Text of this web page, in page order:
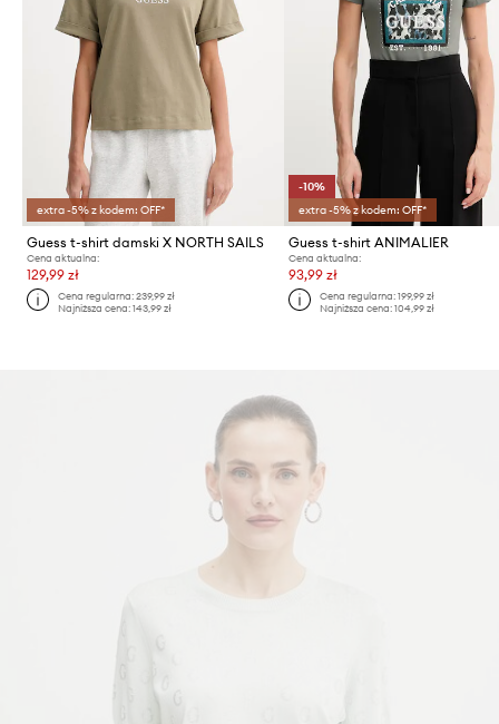
extra -5% z kodem: OFF*
Guess t-shirt damski X NORTH SAILS
Cena aktualna:
129,99 zł
Cena regularna:239,99 zł
Najniższa cena:143,99 zł
-10%
extra -5% z kodem: OFF*
Guess t-shirt ANIMALIER
Cena aktualna:
93,99 zł
Cena regularna: 199,99 zł
Najniższa cena: 104,99 zł